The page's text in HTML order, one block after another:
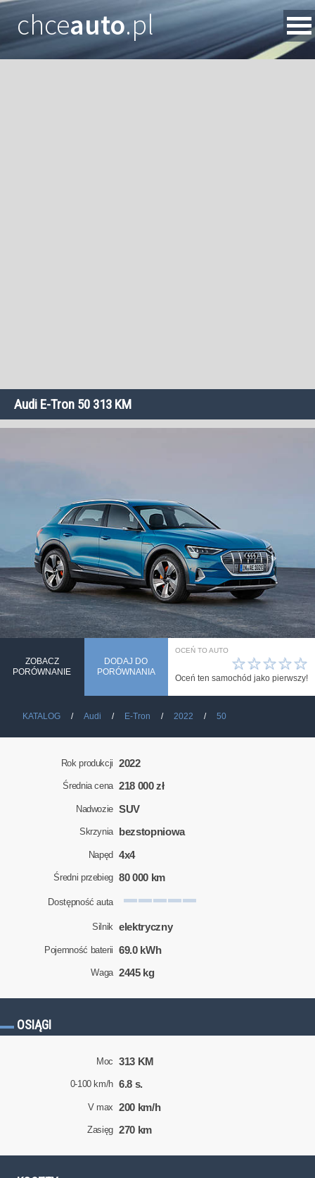
chceauto.pl
Audi E-Tron 50 313 KM
ZOBACZ
PORÓWNANIE
DODAJ DO
PORÓWNANIA
OCEŃ TO AUTO
☆
☆
☆
☆
☆
Oceń ten samochód jako pierwszy!
KATALOG Audi E-Tron 2022 50
Rok produkcji 2022
Średnia cena 218 000 zł
Nadwozie SUV
Skrzynia bezstopniowa
Napęd 4x4
Średni przebieg 80 000 km
Dostępność auta
Silnik elektryczny
Pojemność baterii 69.0 kWh
Waga 2445 kg
OSIĄGI
Moc 313 KM
0-100 km/h 6.8 s.
V max 200 km/h
Zasięg 270 km